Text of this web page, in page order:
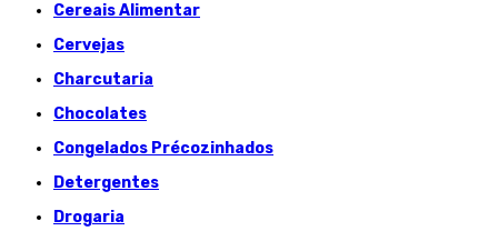
Cereais Alimentar
Cervejas
Charcutaria
Chocolates
Congelados Précozinhados
Detergentes
Drogaria